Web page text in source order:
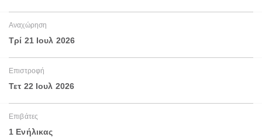
Αναχώρηση
Τρί 21 Ιουλ 2026
Επιστροφή
Τετ 22 Ιουλ 2026
Επιβάτες
1 Ενήλικας